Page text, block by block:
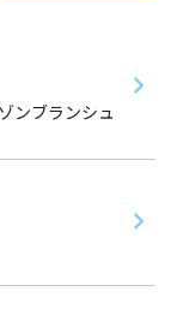
ンブランシュ